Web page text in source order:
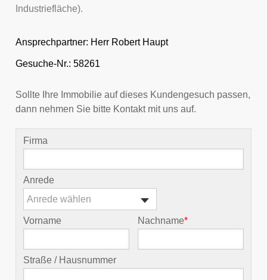
Industriefläche).
Ansprechpartner: Herr Robert Haupt
Gesuche-Nr.: 58261
Sollte Ihre Immobilie auf dieses Kundengesuch passen,
dann nehmen Sie bitte Kontakt mit uns auf.
Firma
Anrede
Anrede wählen
Vorname Nachname*
Straße / Hausnummer